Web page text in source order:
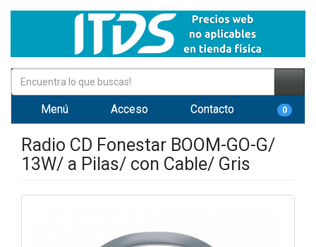
Menú Acceso Contacto 0
Radio CD Fonestar BOOM-GO-G/
13W/ a Pilas/ con Cable/ Gris